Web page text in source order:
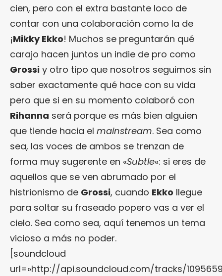
cien, pero con el extra bastante loco de
contar con una colaboración como la de
¡Mikky Ekko! Muchos se preguntarán qué
carajo hacen juntos un indie de pro como
Grossi y otro tipo que nosotros seguimos sin
saber exactamente qué hace con su vida
pero que si en su momento colaboró con
Rihanna será porque es más bien alguien
que tiende hacia el mainstream. Sea como
sea, las voces de ambos se trenzan de
forma muy sugerente en «Subtle«: si eres de
aquellos que se ven abrumado por el
histrionismo de Grossi, cuando Ekko llegue
para soltar su fraseado popero vas a ver el
cielo. Sea como sea, aquí tenemos un tema
vicioso a más no poder.
[soundcloud
url=»http://api.soundcloud.com/tracks/